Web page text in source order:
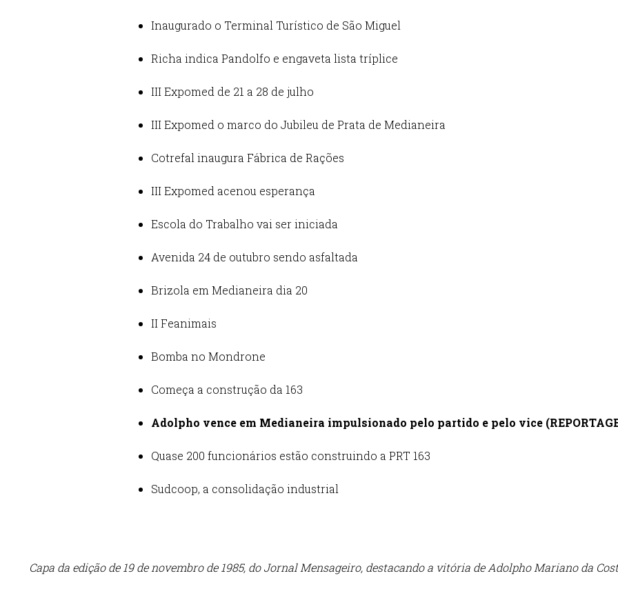
Inaugurado o Terminal Turístico de São Miguel
Richa indica Pandolfo e engaveta lista tríplice
III Expomed de 21 a 28 de julho
III Expomed o marco do Jubileu de Prata de Medianeira
Cotrefal inaugura Fábrica de Rações
III Expomed acenou esperança
Escola do Trabalho vai ser iniciada
Avenida 24 de outubro sendo asfaltada
Brizola em Medianeira dia 20
II Feanimais
Bomba no Mondrone
Começa a construção da 163
Adolpho vence em Medianeira impulsionado pelo partido e pelo vice
Quase 200 funcionários estão construindo a PRT 163
Sudcoop, a consolidação industrial
Capa da edição de 19 de novembro de 1985, do Jornal Mensageiro, destacando a vitória de Adolpho Mariano da